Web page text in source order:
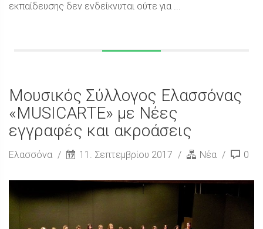
εκπαίδευσης δεν ενδείκνυται ούτε για ...
Μουσικός Σύλλογος Ελασσόνας
«MUSICARTE» με Νέες
εγγραφές και ακροάσεις
Ελασσόνα 11. Σεπτεμβρίου 2017 Νέα 0